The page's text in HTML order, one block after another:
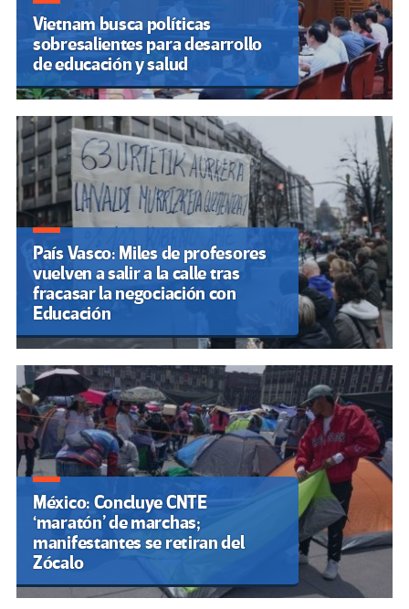
Vietnam busca políticas
sobresalientes para desarrollo
de educación y salud
País Vasco: Miles de profesores
vuelven a salir a la calle tras
fracasar la negociación con
Educación
México: Concluye CNTE
‘maratón’ de marchas;
manifestantes se retiran del
Zócalo